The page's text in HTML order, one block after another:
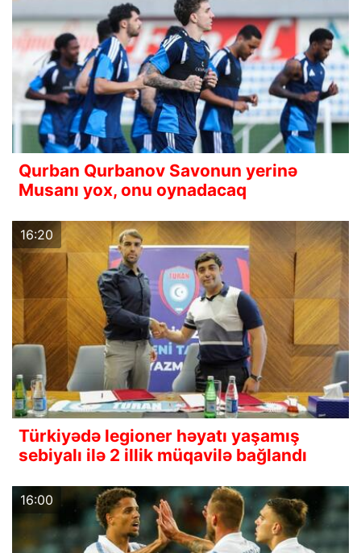
Qurban Qurbanov Savonun yerinə
Musanı yox, onu oynadacaq
16:20
Türkiyədə legioner həyatı yaşamış
sebiyalı ilə 2 illik müqavilə bağlandı
16:00